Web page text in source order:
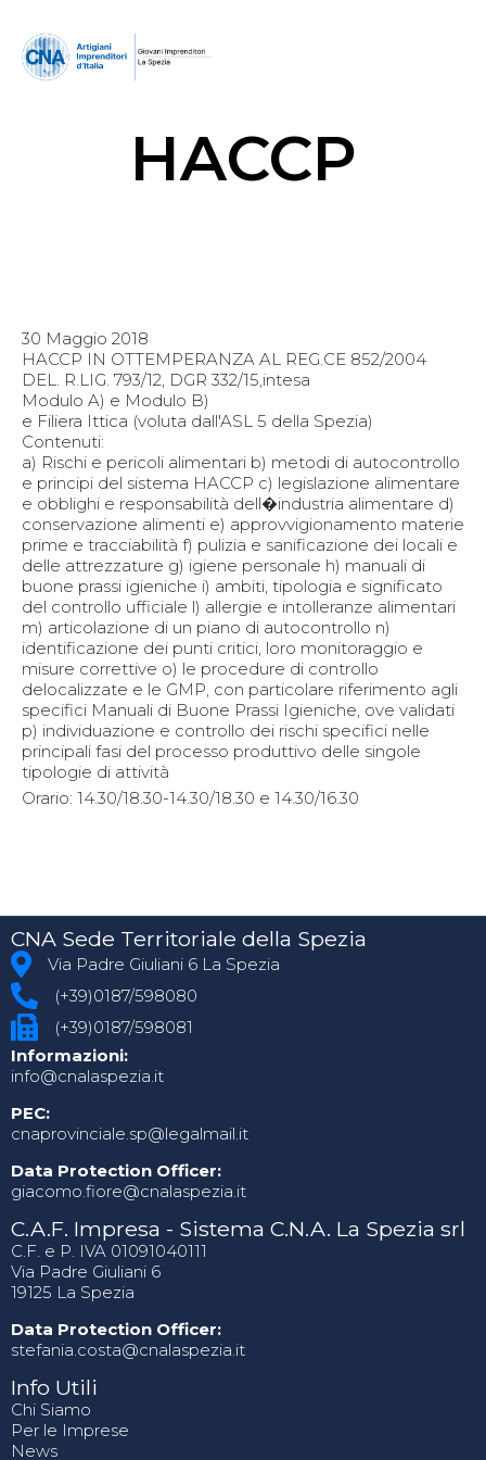
HACCP
30 Maggio 2018
HACCP IN OTTEMPERANZA AL REG.CE 852/2004
DEL. R.LIG. 793/12, DGR 332/15,intesa
Modulo A) e Modulo B)
e Filiera Ittica (voluta dall'ASL 5 della Spezia)
Contenuti:
a) Rischi e pericoli alimentari b) metodi di autocontrollo
e principi del sistema HACCP c) legislazione alimentare
e obblighi e responsabilità dell�industria alimentare d)
conservazione alimenti e) approvvigionamento materie
prime e tracciabilità f) pulizia e sanificazione dei locali e
delle attrezzature g) igiene personale h) manuali di
buone prassi igieniche i) ambiti, tipologia e significato
del controllo ufficiale l) allergie e intolleranze alimentari
m) articolazione di un piano di autocontrollo n)
identificazione dei punti critici, loro monitoraggio e
misure correttive o) le procedure di controllo
delocalizzate e le GMP, con particolare riferimento agli
specifici Manuali di Buone Prassi Igieniche, ove validati
p) individuazione e controllo dei rischi specifici nelle
principali fasi del processo produttivo delle singole
tipologie di attività
Orario: 14.30/18.30-14.30/18.30 e 14.30/16.30
CNA Sede Territoriale della Spezia
Via Padre Giuliani 6 La Spezia
(+39)0187/598080
(+39)0187/598081
Informazioni:
info@cnalaspezia.it
PEC:
cnaprovinciale.sp@legalmail.it
Data Protection Officer:
giacomo.fiore@cnalaspezia.it
C.A.F. Impresa - Sistema C.N.A. La Spezia srl
C.F. e P. IVA 01091040111
Via Padre Giuliani 6
19125 La Spezia
Data Protection Officer:
stefania.costa@cnalaspezia.it
Info Utili
Chi Siamo
Per le Imprese
News